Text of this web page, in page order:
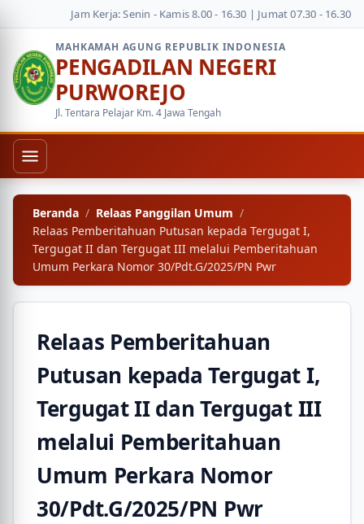
Jam Kerja: Senin - Kamis 8.00 - 16.30 | Jumat 07.30 - 16.30
MAHKAMAH AGUNG REPUBLIK INDONESIA
PENGADILAN NEGERI
PURWOREJO
Jl. Tentara Pelajar Km. 4 Jawa Tengah
Beranda
Relaas Panggilan Umum
Relaas Pemberitahuan Putusan kepada Tergugat I,
Tergugat II dan Tergugat III melalui Pemberitahuan
Umum Perkara Nomor 30/Pdt.G/2025/PN Pwr
Relaas Pemberitahuan
Putusan kepada Tergugat I,
Tergugat II dan Tergugat III
melalui Pemberitahuan
Umum Perkara Nomor
30/Pdt.G/2025/PN Pwr